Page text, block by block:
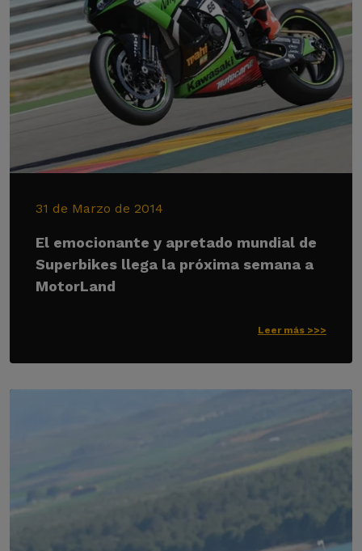
31 de Marzo de 2014
El emocionante y apretado mundial de
Superbikes llega la próxima semana a
MotorLand
Leer más >>>